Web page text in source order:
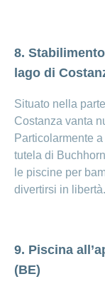
8.
lago di
Situato nella
Costanza vanta
Particolarmente
tutela di
le piscine per
divertirsi in libertà.
9. Piscina
(BE)